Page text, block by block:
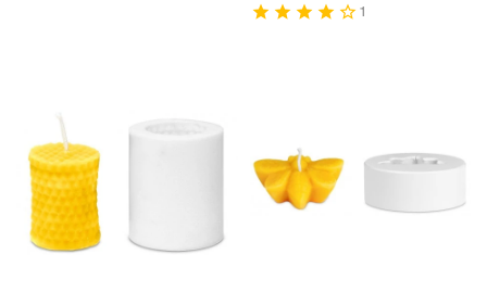
star star star star star_border 1